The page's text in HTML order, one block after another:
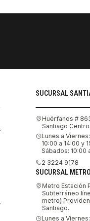
SUCURSAL
Huérfanos #
Santiago Centro.
Lunes a Viernes:
10:00 a 14:00 y
Sábados: 10:00
2 3224 9178
SUCURSAL
Metro Estación
Subterráneo
metro)
Santiago.
Lunes a Viernes: